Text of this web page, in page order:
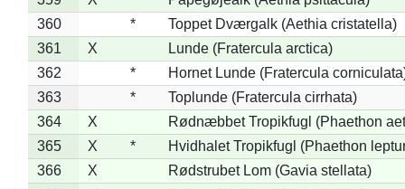
360
*
Toppet Dværgalk (Aethia cristatella)
361
X
Lunde (Fratercula arctica)
362
*
Hornet Lunde (Fratercula
363
*
Toplunde (Fratercula cirrhata)
364
X
Rødnæbbet Tropikfugl (Phaethon
365
X *
Hvidhalet Tropikfugl (Phaethon
366
X
Rødstrubet Lom (Gavia stellata)